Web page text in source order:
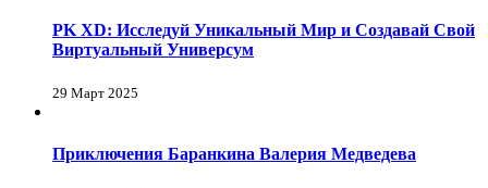
PK XD: Исследуй Уникальный Мир и Создавай Свой
Виртуальный Универсум
29 Март 2025
Приключения Баранкина Валерия Медведева